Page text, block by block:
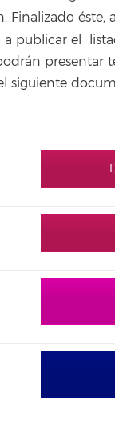
éste,
a publicar el
presentar
siguiente